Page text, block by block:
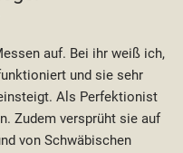
auf. Bei ihr weiß ich,
und sie sehr
Als Perfektionist
Zudem versprüht sie auf
von Schwäbischen